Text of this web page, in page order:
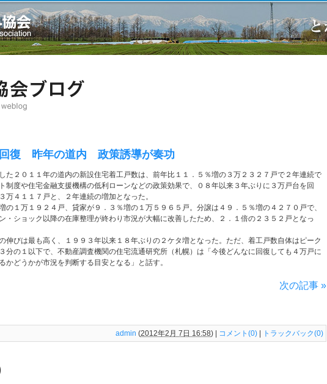
回復 昨年の道内 政策誘導が奏功
た２０１１年の道内の新設住宅着工戸数は、前年比１１．５％増の３万２３２７戸で２年連続で
制度や住宅金融支援機構の低利ローンなどの政策効果で、０８年以来３年ぶりに３万戸台を回
万４１１７戸と、２年連続の増加となった。
１万１９２４戸、貸家が９．３％増の１万５９６５戸。分譲は４９．５％増の４２７０戸で、
・ショック以降の在庫整理が終わり市況が大幅に改善したため、２．１倍の２３５２戸となっ
伸びは最も高く、１９９３年以来１８年ぶりの２ケタ増となった。ただ、着工戸数自体はピーク
分の１以下で、不動産調査機関の住宅流通研究所（札幌）は「今後どんなに回復しても４万戸に
かどうかが市況を判断する目安となる」と話す。
次の記事 »
admin (2012年2月 7日 16:58) コメント(0) トラックバック(0)